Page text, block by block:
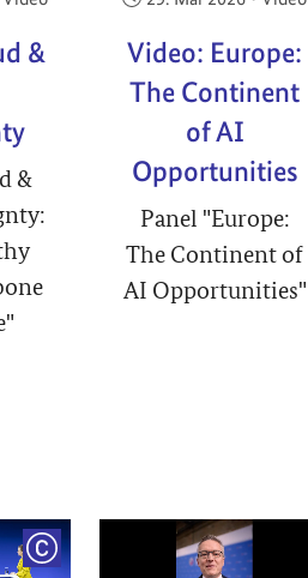
&
&
Video: Europe:
The Continent
of AI
Opportunities
Panel "Europe:
The Continent of
AI Opportunities"
COPYRIGHT